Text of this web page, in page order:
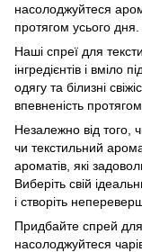
насолоджуйтеся
протягом усього дня.
Наші спреї для
інгредієнтів і
одягу та білизні
впевненість
Незалежно від того,
чи текстильний
ароматів, які
Виберіть свій
і створіть
Придбайте спрей
насолоджуйтеся